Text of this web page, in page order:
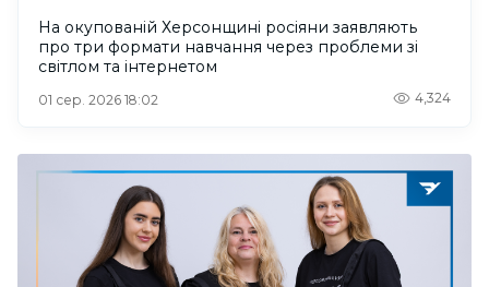
На окупованій Херсонщині росіяни заявляють
про три формати навчання через проблеми зі
світлом та інтернетом
01 сер. 2026 18:02 4,324